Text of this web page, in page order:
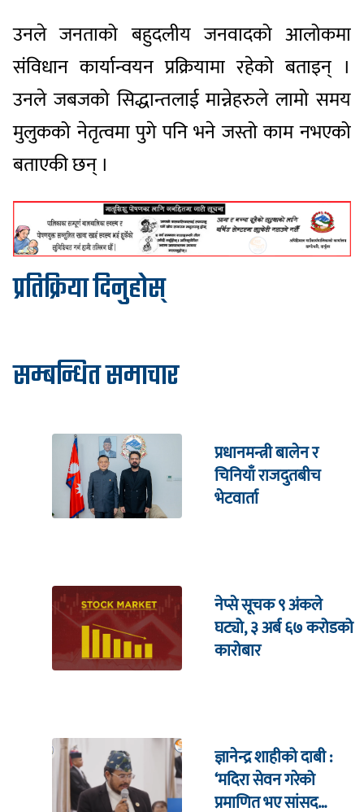
उनले जनताको बहुदलीय जनवादको आलोकमा
संविधान कार्यान्वयन प्रक्रियामा रहेको बताइन् ।
उनले जबजको सिद्धान्तलाई मान्नेहरुले लामो समय
मुलुकको नेतृत्वमा पुगे पनि भने जस्तो काम नभएको
बताएकी छन् ।
प्रतिक्रिया दिनुहोस्
सम्बन्धित समाचार
प्रधानमन्त्री बालेन र
चिनियाँ राजदुतबीच
भेटवार्ता
नेप्से सूचक ९ अंकले
घट्यो, ३ अर्ब ६७ करोडको
कारोबार
ज्ञानेन्द्र शाहीको दाबी :
‘मदिरा सेवन गरेको
प्रमाणित भए सांसद